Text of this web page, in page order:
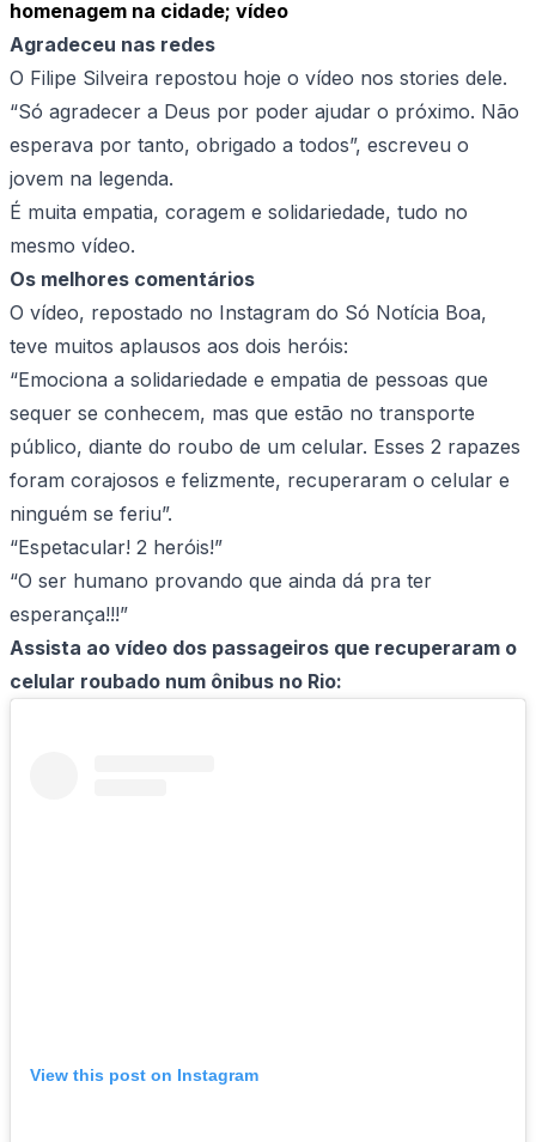
homenagem na cidade; vídeo
Agradeceu nas redes
O Filipe Silveira repostou hoje o vídeo nos stories dele.
“Só agradecer a Deus por poder ajudar o próximo. Não
esperava por tanto, obrigado a todos”, escreveu o
jovem na legenda.
É muita empatia, coragem e solidariedade, tudo no
mesmo vídeo.
Os melhores comentários
O vídeo, repostado no Instagram do Só Notícia Boa,
teve muitos aplausos aos dois heróis:
“Emociona a solidariedade e empatia de pessoas que
sequer se conhecem, mas que estão no transporte
público, diante do roubo de um celular. Esses 2 rapazes
foram corajosos e felizmente, recuperaram o celular e
ninguém se feriu”.
“Espetacular! 2 heróis!”
“O ser humano provando que ainda dá pra ter
esperança!!!”
Assista ao vídeo dos passageiros que recuperaram o
celular roubado num ônibus no Rio:
View this post on Instagram